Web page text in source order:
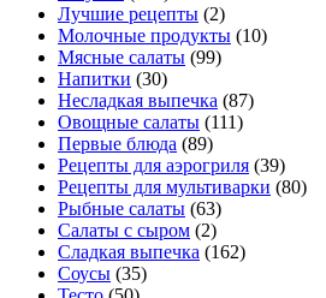
Лучшие рецепты (2)
Молочные продукты (10)
Мясные салаты (99)
Напитки (30)
Несладкая выпечка (87)
Овощные салаты (111)
Первые блюда (89)
Рецепты для аэрогриля (39)
Рецепты для мультиварки (80)
Рыбные салаты (63)
Салаты с сыром (2)
Сладкая выпечка (162)
Соусы (35)